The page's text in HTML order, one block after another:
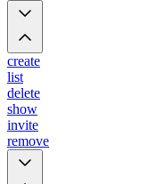
create
list
delete
show
invite
remove